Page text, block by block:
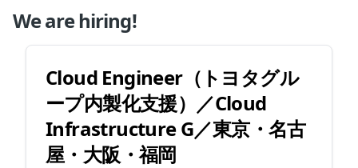
We are hiring!
Cloud Engineer（トヨタグル
ープ内製化支援）／Cloud
Infrastructure G／東京・名古
屋・大阪・福岡